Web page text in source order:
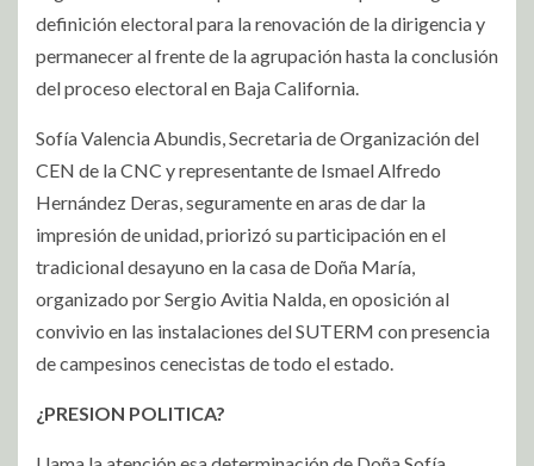
definición electoral para la renovación de la dirigencia y
permanecer al frente de la agrupación hasta la conclusión
del proceso electoral en Baja California.
Sofía Valencia Abundis, Secretaria de Organización del
CEN de la CNC y representante de Ismael Alfredo
Hernández Deras, seguramente en aras de dar la
impresión de unidad, priorizó su participación en el
tradicional desayuno en la casa de Doña María,
organizado por Sergio Avitia Nalda, en oposición al
convivio en las instalaciones del SUTERM con presencia
de campesinos cenecistas de todo el estado.
¿PRESION POLITICA?